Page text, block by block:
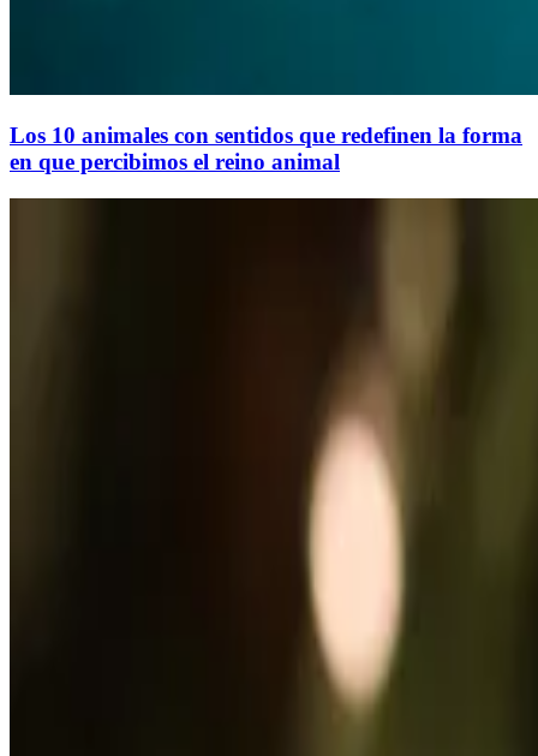
Los 10 animales con sentidos que redefinen la forma
en que percibimos el reino animal